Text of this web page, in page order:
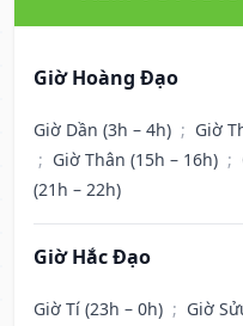
Giờ Hoàng Đạo
Giờ Dần (3h – 4h) ; Giờ
; Giờ Thân (15h – 16h) ;
(21h – 22h)
Giờ Hắc Đạo
Giờ Tí (23h – 0h) ; Giờ